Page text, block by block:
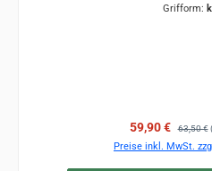
Grifform:
Verkaufspreis:
59,90 € 63,50 €
Preise inkl. MwSt.